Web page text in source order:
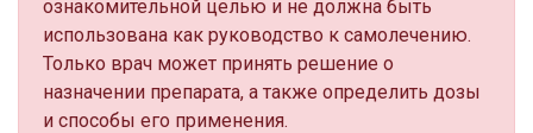
ознакомительной целью и не должна быть
использована как руководство к самолечению.
Только врач может принять решение о
назначении препарата, а также определить дозы
и способы его применения.